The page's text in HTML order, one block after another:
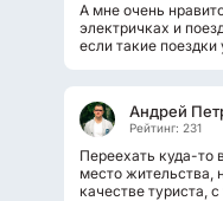
А мне очень
электричках и
если такие
Андрей
Рейтинг: 231
Переехать куда-то
место жительства,
качестве туриста,